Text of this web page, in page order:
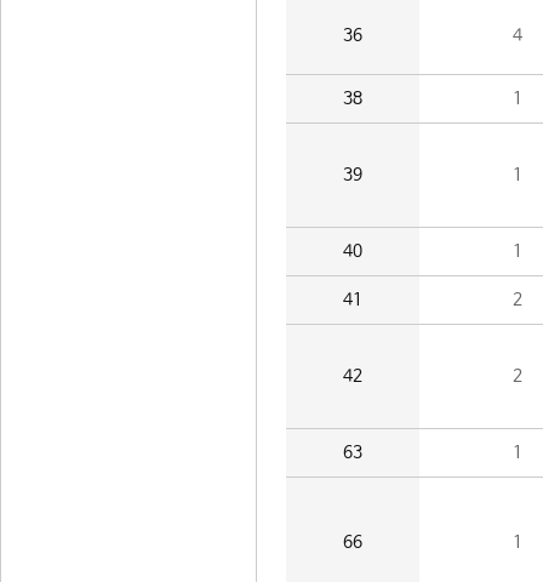
36 4
38 1
39 1
40 1
41 2
42 2
63 1
66 1